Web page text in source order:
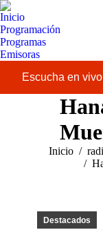
Inicio
Programación
Programas
Emisoras
Estás aquí:
Inicio
Destacados